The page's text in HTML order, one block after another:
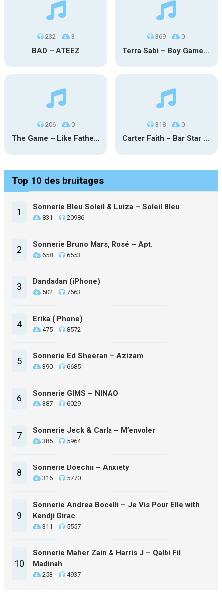
232 3
BAD – ATEEZ
369 0
Terra Sabi – Boy Game X Marcia Cruz
206 0
The Game – Like Father Like Daughter
318 0
Carter Faith – Bar Star Vevo
Top 10 des bruitages
1 Sonnerie Bleu Soleil & Luiza – Soleil Bleu
831 20986
2 Sonnerie Bruno Mars, Rosé – Apt.
658 6553
3 Dandadan (iPhone)
502 7663
4 Erika (iPhone)
475 8572
5 Sonnerie Ed Sheeran – Azizam
390 6685
6 Sonnerie GIMS – NINAO
387 6029
7 Sonnerie Jeck & Carla – M’envoler
385 5964
8 Sonnerie Doechii – Anxiety
316 5770
9
Sonnerie Andrea Bocelli – Je Vis Pour Elle with
Kendji Girac
311 5557
10
Sonnerie Maher Zain & Harris J – Qalbi Fil
Madinah
253 4937